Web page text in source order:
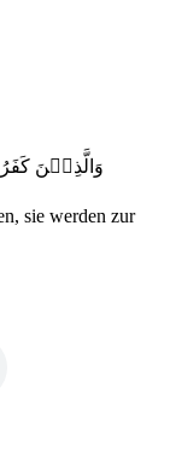
وَالَّذِیۡنَ
sie werden zur